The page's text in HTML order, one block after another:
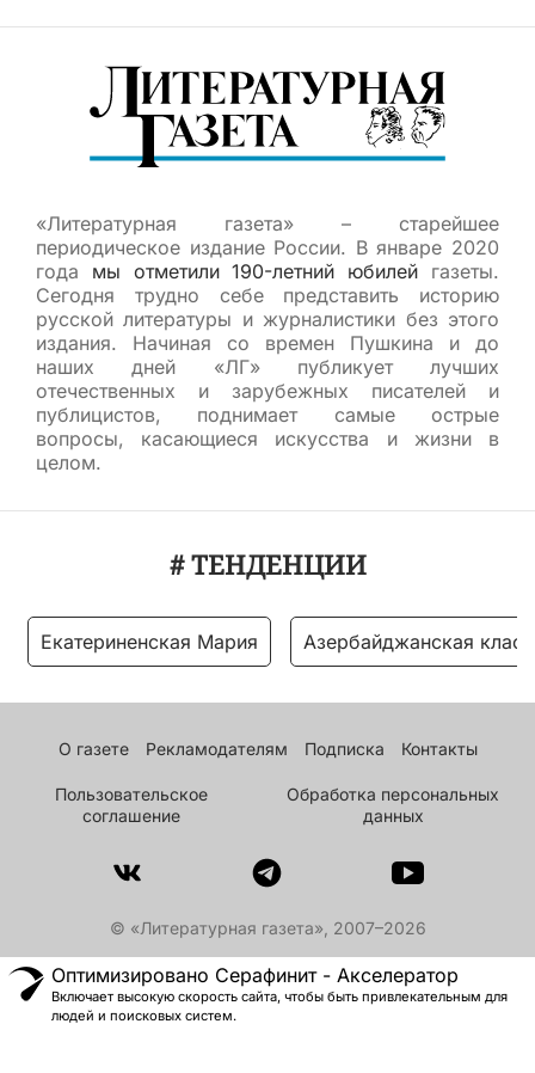
«Литературная газета» – старейшее
периодическое издание России. В январе 2020
года мы отметили 190-летний юбилей газеты.
Сегодня трудно себе представить историю
русской литературы и журналистики без этого
издания. Начиная со времен Пушкина и до
наших дней «ЛГ» публикует лучших
отечественных и зарубежных писателей и
публицистов, поднимает самые острые
вопросы, касающиеся искусства и жизни в
целом.
# ТЕНДЕНЦИИ
Екатериненская Мария Азербайджанская
О газете Рекламодателям Подписка Контакты
Пользовательское
соглашение
Обработка персональных
данных
© «Литературная газета», 2007–2026
Оптимизировано Серафинит - Акселератор
Включает высокую скорость сайта, чтобы быть привлекательным для
людей и поисковых систем.